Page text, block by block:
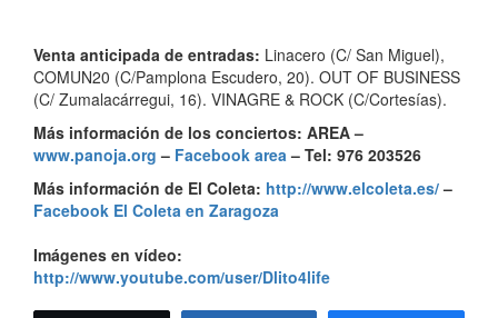
Venta anticipada de entradas: Linacero (C/ San Miguel),
COMUN20 (C/Pamplona Escudero, 20). OUT OF BUSINESS
(C/ Zumalacárregui, 16). VINAGRE & ROCK (C/Cortesías).
Más información de los conciertos: AREA –
www.panoja.org – Facebook area – Tel: 976 203526
Más información de El Coleta: http://www.elcoleta.es/–
Facebook El Coleta en Zaragoza
Imágenes en vídeo:
http://www.youtube.com/user/Dlito4life